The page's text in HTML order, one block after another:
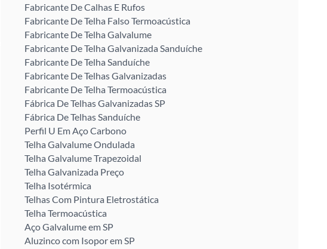
Fabricante De Calhas E Rufos
Fabricante De Telha Falso Termoacústica
Fabricante De Telha Galvalume
Fabricante De Telha Galvanizada Sanduíche
Fabricante De Telha Sanduíche
Fabricante De Telhas Galvanizadas
Fabricante De Telha Termoacústica
Fábrica De Telhas Galvanizadas SP
Fábrica De Telhas Sanduíche
Perfil U Em Aço Carbono
Telha Galvalume Ondulada
Telha Galvalume Trapezoidal
Telha Galvanizada Preço
Telha Isotérmica
Telhas Com Pintura Eletrostática
Telha Termoacústica
Aço Galvalume em SP
Aluzinco com Isopor em SP